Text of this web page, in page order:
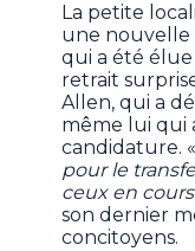
La petite
une nouvelle
qui a été
retrait
Allen, qui a
même lui qui
candidature.
pour le
ceux en cours
son dernier
concitoyens.